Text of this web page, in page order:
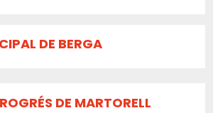
DE BERGA
DE MARTORELL